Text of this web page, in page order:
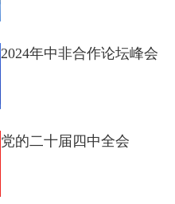
2024年中非合作论坛峰会
党的二十届四中全会